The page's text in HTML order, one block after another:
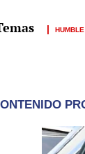
HUMBLE